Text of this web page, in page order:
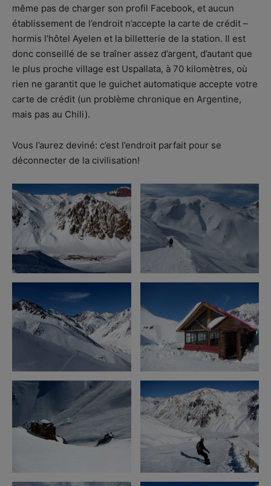
même pas de charger son profil Facebook, et aucun
établissement de l’endroit n’accepte la carte de crédit –
hormis l’hôtel Ayelen et la billetterie de la station. Il est
donc conseillé de se traîner assez d’argent, d’autant que
le plus proche village est Uspallata, à 70 kilomètres, où
rien ne garantit que le guichet automatique accepte votre
carte de crédit (un problème chronique en Argentine,
mais pas au Chili).
Vous l’aurez deviné: c’est l’endroit parfait pour se
déconnecter de la civilisation!